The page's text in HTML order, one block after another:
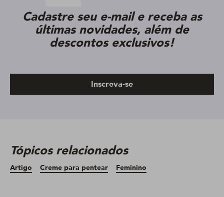
Cadastre seu e-mail e receba as
últimas novidades, além de
descontos exclusivos!
Inscreva-se
Tópicos relacionados
Artigo Creme para pentear Feminino